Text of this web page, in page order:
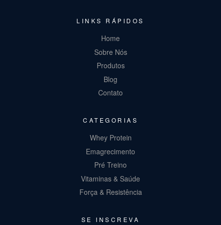
LINKS RÁPIDOS
Home
Sobre Nós
Produtos
Blog
Contato
CATEGORIAS
Whey Protein
Emagrecimento
Pré Treino
Vitaminas & Saúde
Força & Resistência
SE INSCREVA